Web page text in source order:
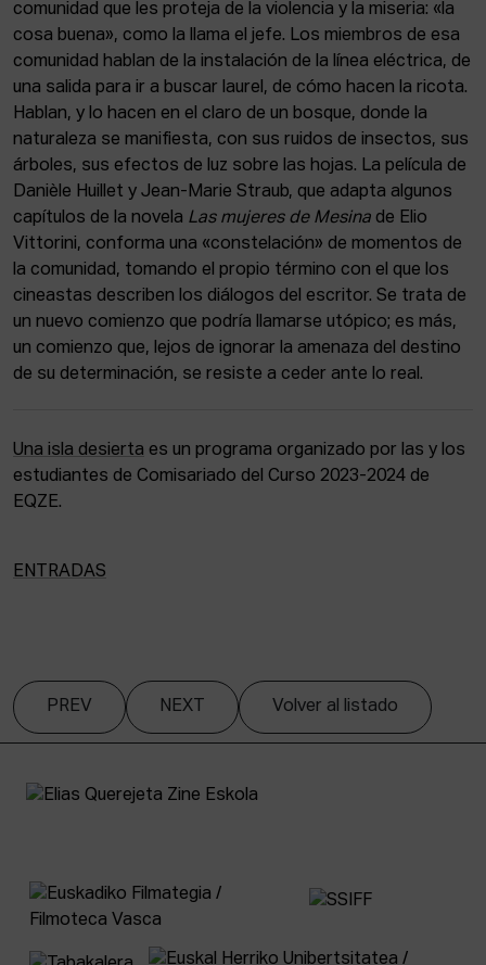
comunidad que les proteja de la violencia y la miseria: «la
cosa buena», como la llama el jefe. Los miembros de esa
comunidad hablan de la instalación de la línea eléctrica, de
una salida para ir a buscar laurel, de cómo hacen la ricota.
Hablan, y lo hacen en el claro de un bosque, donde la
naturaleza se manifiesta, con sus ruidos de insectos, sus
árboles, sus efectos de luz sobre las hojas. La película de
Danièle Huillet y Jean-Marie Straub, que adapta algunos
capítulos de la novela Las mujeres de Mesina de Elio
Vittorini, conforma una «constelación» de momentos de
la comunidad, tomando el propio término con el que los
cineastas describen los diálogos del escritor. Se trata de
un nuevo comienzo que podría llamarse utópico; es más,
un comienzo que, lejos de ignorar la amenaza del destino
de su determinación, se resiste a ceder ante lo real.
Una isla desierta es un programa organizado por las y los
estudiantes de Comisariado del Curso 2023-2024 de
EQZE.
ENTRADAS
PREV NEXT Volver al listado